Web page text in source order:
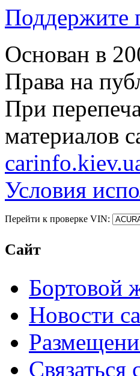
Поддержите
Основан в
Права на
При
материалов
Условия
Перейти к проверке VIN:
Сайт
Бортовой
Новости